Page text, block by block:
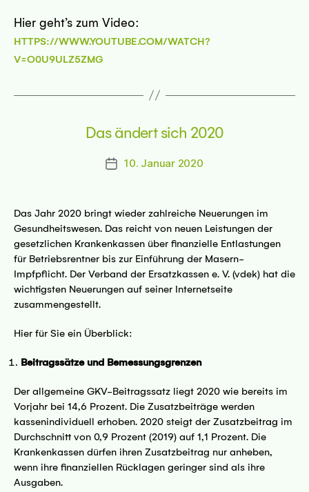
Hier geht’s zum Video:
HTTPS://WWW.YOUTUBE.COM/WATCH?
V=O0U9ULZ5ZMG
Das ändert sich 2020
Beitragsdatum
10. Januar 2020
Das Jahr 2020 bringt wieder zahlreiche Neuerungen im
Gesundheitswesen. Das reicht von neuen Leistungen der
gesetzlichen Krankenkassen über finanzielle Entlastungen
für Betriebsrentner bis zur Einführung der Masern-
Impfpflicht. Der Verband der Ersatzkassen e. V. (vdek) hat die
wichtigsten Neuerungen auf seiner Internetseite
zusammengestellt.
Hier für Sie ein Überblick:
Beitragssätze und Bemessungsgrenzen
Der allgemeine GKV-Beitragssatz liegt 2020 wie bereits im
Vorjahr bei 14,6 Prozent. Die Zusatzbeiträge werden
kassenindividuell erhoben. 2020 steigt der Zusatzbeitrag im
Durchschnitt von 0,9 Prozent (2019) auf 1,1 Prozent. Die
Krankenkassen dürfen ihren Zusatzbeitrag nur anheben,
wenn ihre finanziellen Rücklagen geringer sind als ihre
Ausgaben.